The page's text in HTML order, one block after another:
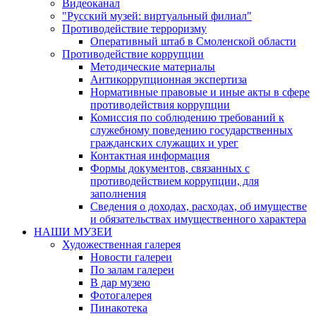
Видеоканал
"Русский музей: виртуальный филиал"
Противодействие терроризму
Оперативный штаб в Смоленской области
Противодействие коррупции
Методические материалы
Антикоррупционная экспертиза
Нормативные правовые и иные акты в сфере
противодействия коррупции
Комиссия по соблюдению требований к
служебному поведению государственных
гражданских служащих и урег
Контактная информация
Формы документов, связанных с
противодействием коррупции, для
заполнения
Сведения о доходах, расходах, об имуществе
и обязательствах имущественного характера
НАШИ МУЗЕИ
Художественная галерея
Новости галереи
По залам галереи
В дар музею
Фотогалерея
Пинакотека